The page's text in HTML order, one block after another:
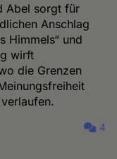
Abel sorgt für
Anschlag
Himmels“ und
wirft
die Grenzen
4